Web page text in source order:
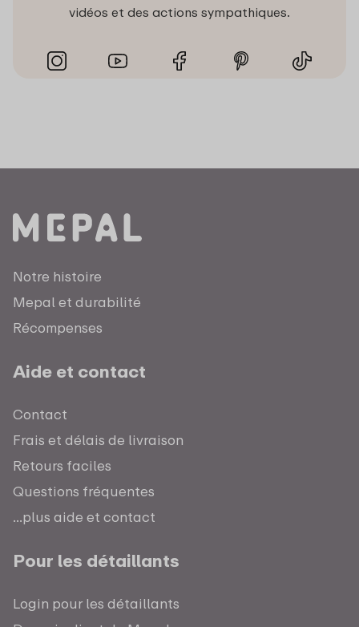
vidéos et des actions sympathiques.
Notre histoire
Mepal et durabilité
Récompenses
Aide et contact
Contact
Frais et délais de livraison
Retours faciles
Questions fréquentes
...plus aide et contact
Pour les détaillants
Login pour les détaillants